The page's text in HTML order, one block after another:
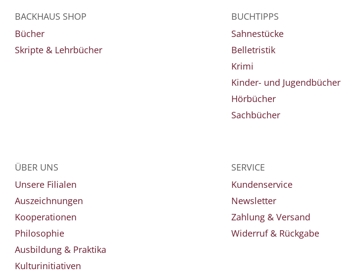
BACKHAUS SHOP
Bücher
Skripte & Lehrbücher
BUCHTIPPS
Sahnestücke
Belletristik
Krimi
Kinder- und Jugendbücher
Hörbücher
Sachbücher
ÜBER UNS
Unsere Filialen
Auszeichnungen
Kooperationen
Philosophie
Ausbildung & Praktika
Kulturinitiativen
SERVICE
Kundenservice
Newsletter
Zahlung & Versand
Widerruf & Rückgabe